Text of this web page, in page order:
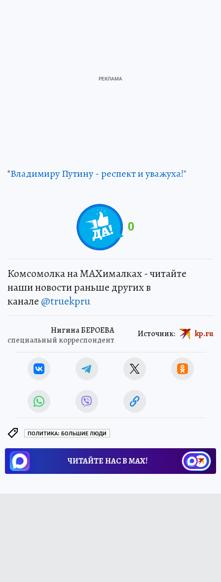
"Владимиру Путину - респект и уважуха!"
0
Комсомолка на MAXималках - читайте
наши новости раньше других в
канале @truekpru
Нигина БЕРОЕВА
специальный корреспондент
Источник: kp.ru
ПОЛИТИКА: БОЛЬШИЕ ЛЮДИ
ЧИТАЙТЕ НАС В МАХ!